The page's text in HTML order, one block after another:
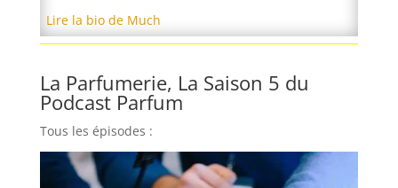
Lire la bio de Much
La Parfumerie, La Saison 5 du
Podcast Parfum
Tous les épisodes :